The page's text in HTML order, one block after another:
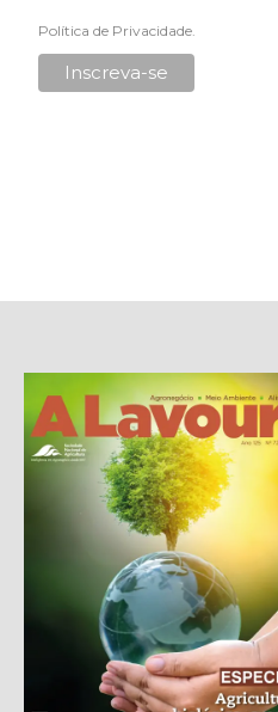
Política de Privacidade